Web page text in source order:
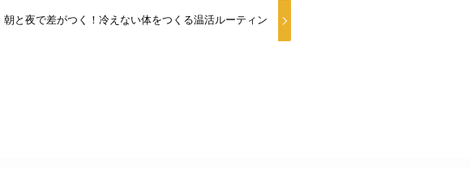
朝と夜で差がつく！冷えない体をつくる温活ルーティン